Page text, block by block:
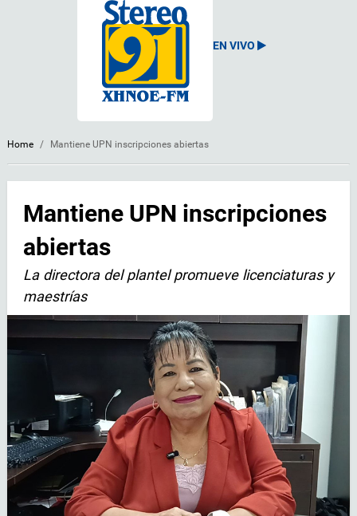
EN VIVO
Home / Mantiene UPN inscripciones abiertas
Mantiene UPN inscripciones
abiertas
La directora del plantel promueve licenciaturas y
maestrías